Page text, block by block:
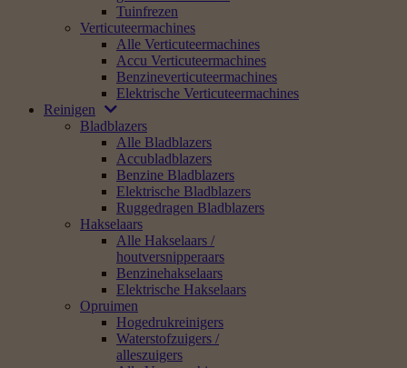
Tuinfrezen
Verticuteermachines
Alle Verticuteermachines
Accu Verticuteermachines
Benzineverticuteermachines
Elektrische Verticuteermachines
Reinigen
Bladblazers
Alle Bladblazers
Accubladblazers
Benzine Bladblazers
Elektrische Bladblazers
Ruggedragen Bladblazers
Hakselaars
Alle Hakselaars /
houtversnipperaars
Benzinehakselaars
Elektrische Hakselaars
Opruimen
Hogedrukreinigers
Waterstofzuigers /
alleszuigers